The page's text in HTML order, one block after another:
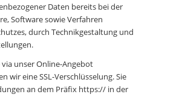
Daten bereits bei der
Software sowie Verfahren
durch Technikgestaltung und
via unser Online-Angebot
wir eine SSL-Verschlüsselung. Sie
an dem Präfix https:// in der